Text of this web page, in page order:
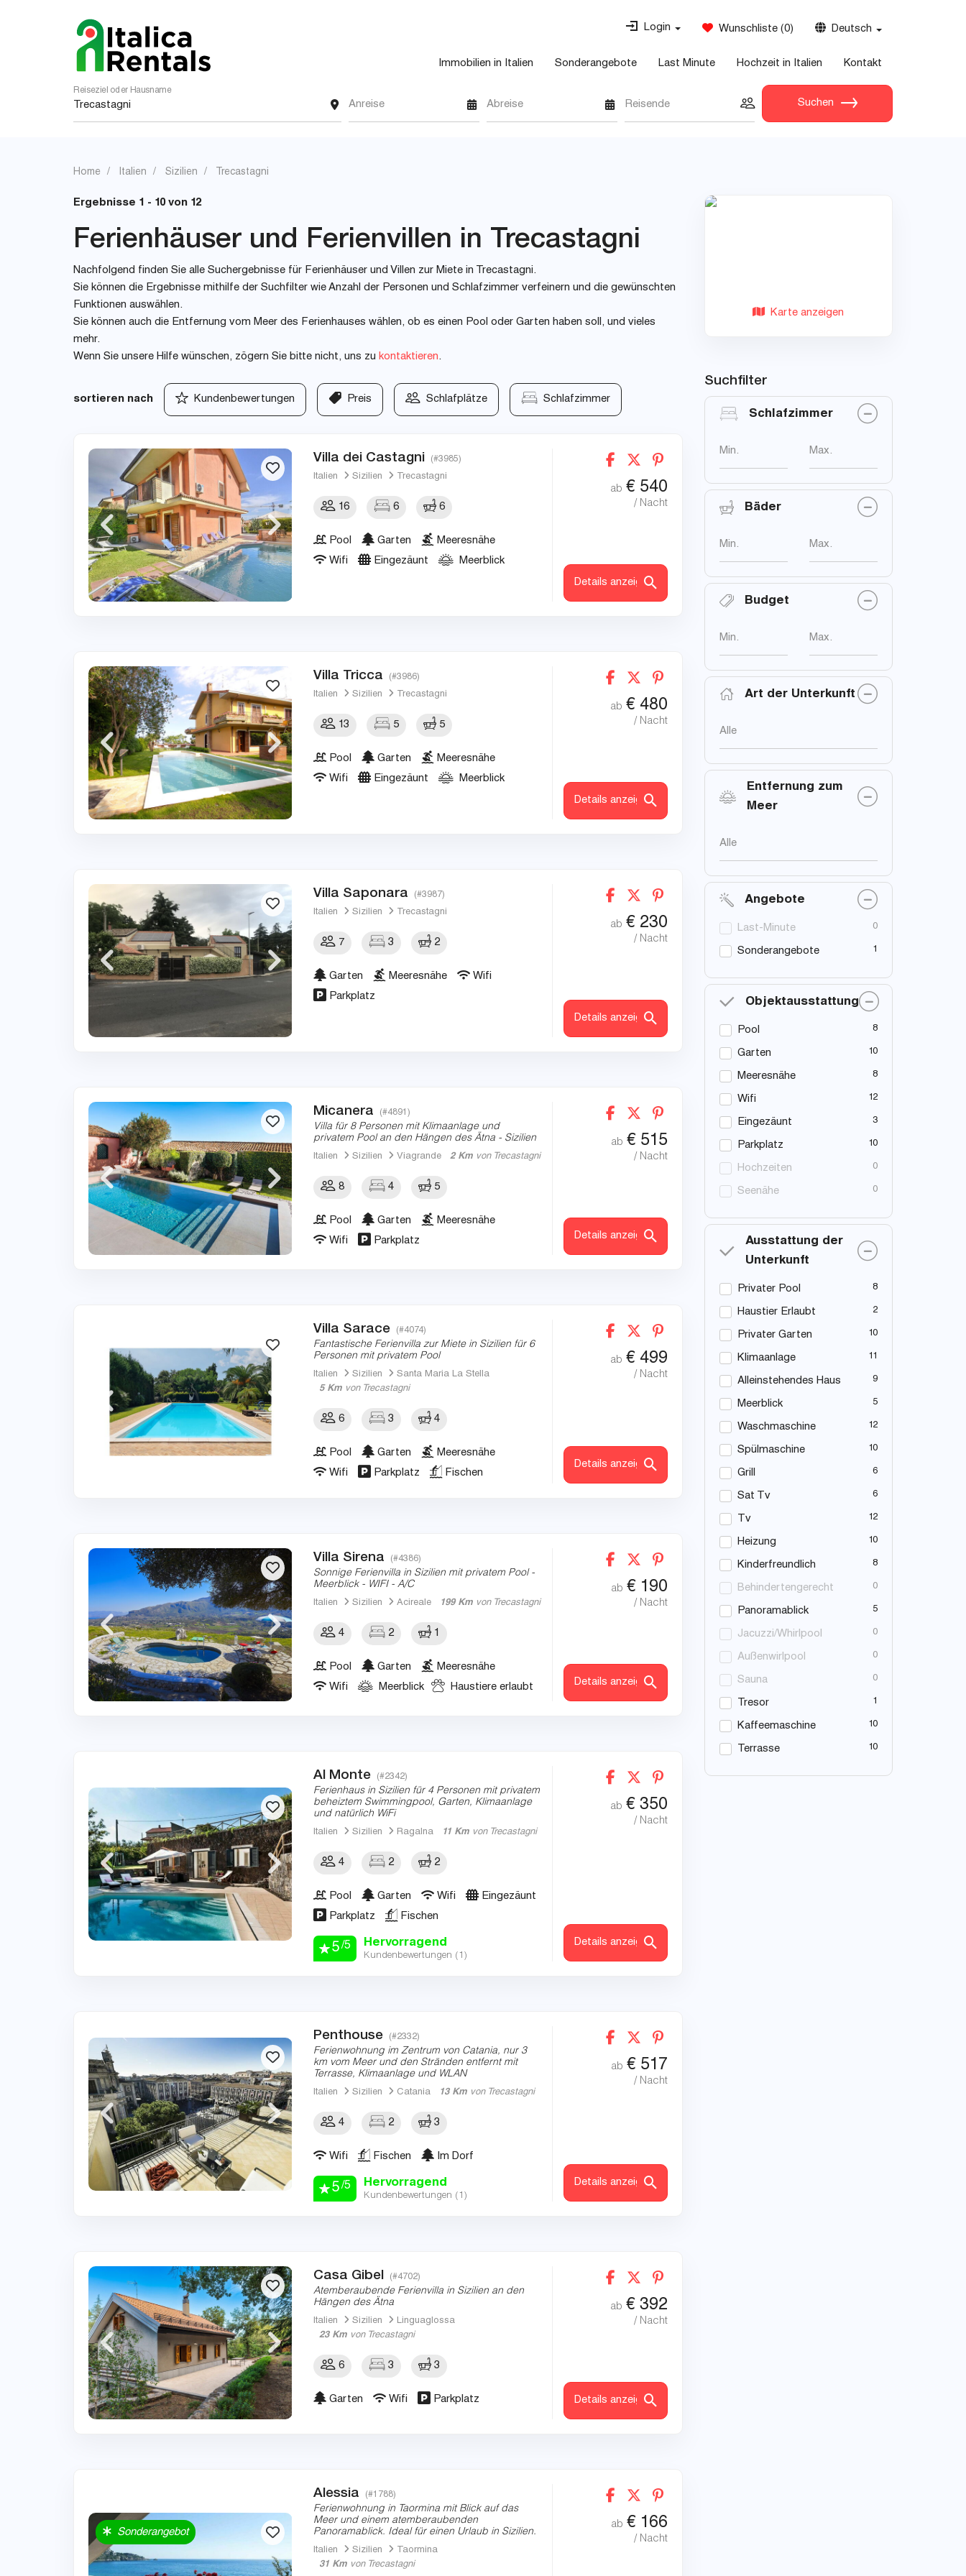
Login Wunschliste (0) Deutsch
Immobilien in Italien Sonderangebote Last Minute Hochzeit in Italien Kontakt
Reiseziel oder Hausname
Anreise Abreise Reisende Suchen
Home Italien Sizilien Trecastagni
Ergebnisse 1 - 10 von 12
Ferienhäuser und Ferienvillen in Trecastagni
Nachfolgend finden Sie alle Suchergebnisse für Ferienhäuser und Villen zur Miete in Trecastagni.
Sie können die Ergebnisse mithilfe der Suchfilter wie Anzahl der Personen und Schlafzimmer verfeinern und die gewünschten
Funktionen auswählen.
Sie können auch die Entfernung vom Meer des Ferienhauses wählen, ob es einen Pool oder Garten haben soll, und vieles
mehr.
Wenn Sie unsere Hilfe wünschen, zögern Sie bitte nicht, uns zu kontaktieren.
sortieren nach Kundenbewertungen Preis Schlafplätze Schlafzimmer
Villa dei Castagni (#3985)
Italien Sizilien Trecastagni
16 6 6
Pool Garten
Meeresnähe
Wifi
Eingezäunt Meerblick
ab € 540
/ Nacht
Details anzeigen
Villa Tricca (#3986)
Italien Sizilien Trecastagni
13 5 5
Pool Garten
Meeresnähe
Wifi
Eingezäunt Meerblick
ab € 480
/ Nacht
Details anzeigen
Villa Saponara (#3987)
Italien Sizilien Trecastagni
7 3 2
Garten Meeresnähe
Wifi
Parkplatz
ab € 230
/ Nacht
Details anzeigen
Micanera (#4891)
Villa für 8 Personen mit Klimaanlage und
privatem Pool an den Hängen des Ätna - Sizilien
Italien Sizilien Viagrande 2 Km von Trecastagni
8 4 5
Pool Garten
Meeresnähe
Wifi
Parkplatz
ab € 515
/ Nacht
Details anzeigen
Villa Sarace (#4074)
Fantastische Ferienvilla zur Miete in Sizilien für 6
Personen mit privatem Pool
Italien Sizilien
Santa Maria La Stella
5 Km von Trecastagni
6 3 4
Pool Garten
Meeresnähe
Wifi
Parkplatz Fischen
ab € 499
/ Nacht
Details anzeigen
Villa Sirena (#4386)
Sonnige Ferienvilla in Sizilien mit privatem Pool -
Meerblick - WIFI - A/C
Italien Sizilien Acireale 199 Km von Trecastagni
4 2 1
Pool Garten
Meeresnähe
Wifi
Meerblick Haustiere erlaubt
ab € 190
/ Nacht
Details anzeigen
Al Monte (#2342)
Ferienhaus in Sizilien für 4 Personen mit privatem
beheiztem Swimmingpool, Garten, Klimaanlage
und natürlich WiFi
Italien Sizilien Ragalna 11 Km von Trecastagni
4 2 2
Pool Garten Wifi
Eingezäunt
Parkplatz
Fischen
5 /5 Hervorragend
Kundenbewertungen ( 1 )
ab € 350
/ Nacht
Details anzeigen
Penthouse (#2332)
Ferienwohnung im Zentrum von Catania, nur 3
km vom Meer und den Stränden entfernt mit
Terrasse, Klimaanlage und WLAN
Italien Sizilien Catania 13 Km von Trecastagni
4 2 3
Wifi Fischen Im Dorf
5 /5 Hervorragend
Kundenbewertungen ( 1 )
ab € 517
/ Nacht
Details anzeigen
Casa Gibel (#4702)
Atemberaubende Ferienvilla in Sizilien an den
Hängen des Ätna
Italien Sizilien
Linguaglossa
23 Km von Trecastagni
6 3 3
Garten Wifi Parkplatz
ab € 392
/ Nacht
Details anzeigen
Sonderangebot
Alessia (#1788)
Ferienwohnung in Taormina mit Blick auf das
Meer und einem atemberaubenden
Panoramablick. Ideal für einen Urlaub in Sizilien.
Italien Sizilien
Taormina
31 Km von Trecastagni
ab € 166
/ Nacht
Karte anzeigen
Suchfilter
Schlafzimmer
Min. Max.
Bäder
Min. Max.
Budget
Min. Max.
Art der Unterkunft
Alle
Entfernung zum
Meer
Alle
Angebote
Last-Minute 0
Sonderangebote 1
Objektausstattung
Pool 8
Garten 10
Meeresnähe 8
Wifi 12
Eingezäunt 3
Parkplatz 10
Hochzeiten 0
Seenähe 0
Ausstattung der
Unterkunft
Privater Pool 8
Haustier Erlaubt 2
Privater Garten 10
Klimaanlage 11
Alleinstehendes Haus 9
Meerblick 5
Waschmaschine 12
Spülmaschine 10
Grill 6
Sat Tv 6
Tv 12
Heizung 10
Kinderfreundlich 8
Behindertengerecht 0
Panoramablick 5
Jacuzzi/Whirlpool 0
Außenwirlpool 0
Sauna 0
Tresor 1
Kaffeemaschine 10
Terrasse 10